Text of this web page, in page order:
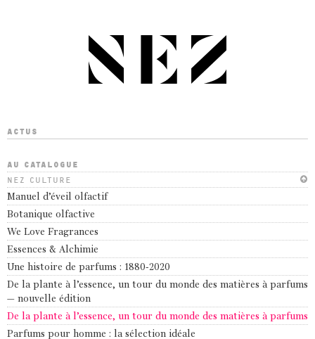
ACTUS
AU CATALOGUE
NEZ CULTURE
Manuel d’éveil olfactif
Botanique olfactive
We Love Fragrances
Essences & Alchimie
Une histoire de parfums : 1880-2020
De la plante à l’essence, un tour du monde des matières à parfums
– nouvelle édition
De la plante à l’essence, un tour du monde des matières à parfums
Parfums pour homme : la sélection idéale